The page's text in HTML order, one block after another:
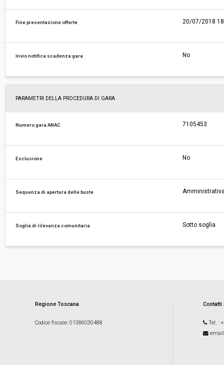
Fine presentazione offerte 20/07/2018
Invio notifica scadenza gara No
PARAMETRI DELLA PROCEDURA DI GARA
Numero gara ANAC 7105453
Esclusione No
Sequenza di apertura delle buste
Soglia di rilevanza comunitaria Sotto soglia
Regione Toscana
Codice fiscale: 01386030488 Tel. :
email